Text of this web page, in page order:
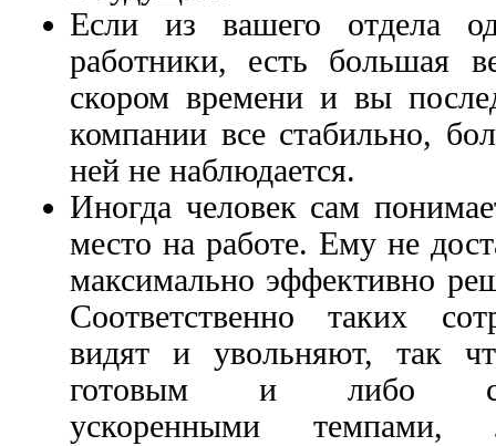
Если из вашего отдела
работники, есть большая
скором времени и вы
компании все стабильно,
ней не наблюдается.
Иногда человек сам
место на работе. Ему не
максимально эффективно
Соответственно таких
видят и увольняют, так
готовым и либо
ускоренными темпами,